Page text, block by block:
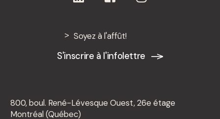
Soyez à l'affût!
S'inscrire à l'infolettre
800, boul. René-Lévesque Ouest, 26e étage
Montréal (Québec)